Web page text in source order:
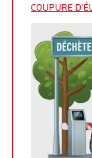
COUPURE